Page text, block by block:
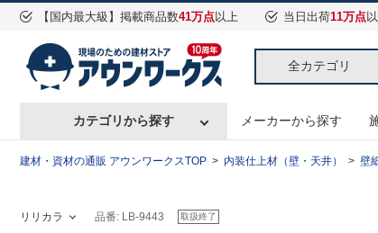
【国内最大級】掲載商品数41万点以上 当日出荷11万点
全カテゴリ
カテゴリから探す メーカーから探す
建材・資材の通販 アウンワークスTOP 内装仕上材（壁・天井） 壁
リリカラ 品番: LB-9443 取扱終了